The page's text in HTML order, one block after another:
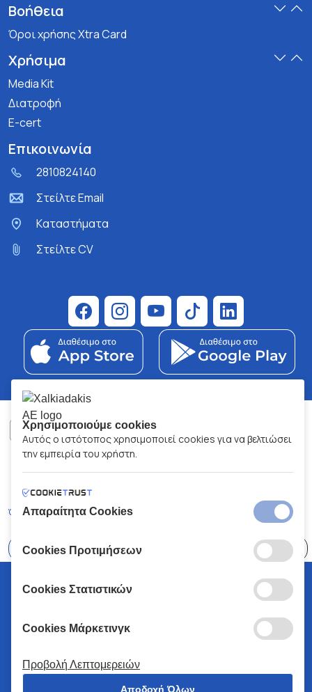
Βοήθεια
Όροι χρήσης Xtra Card
Χρήσιμα
Media Kit
Διατροφή
E-cert
Επικοινωνία
2810824140
Στείλτε Email
Kαταστήματα
Στείλτε CV
ΧΑΛΚΙΑΔΑΚΗΣ Α.Ε.
ΑΡ.Γ.Ε.ΜΗ:77088727000
Όροι και Προϋποθέσεις Πολιτική Απορρήτου Κώδικας Δεοντολογίας
Επιλέξτε 41 Καταστήματα
© 2026 Χαλκιαδάκης all rights reserved
Χρησιμοποιούμε cookies
Αυτός ο ιστότοπος χρησιμοποιεί cookies για να βελτιώσει
την εμπειρία του χρήστη.
Απαραίτητα Cookies
Cookies Προτιμήσεων
Cookies Στατιστικών
Cookies Μάρκετινγκ
Προβολή Λεπτομερειών
Αποδοχή Όλων